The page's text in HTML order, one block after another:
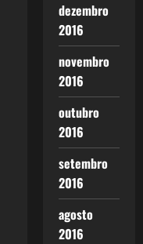
dezembro
2016
novembro
2016
outubro
2016
setembro
2016
agosto
2016